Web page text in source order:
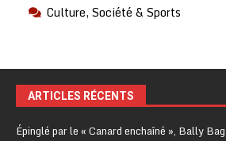
Culture, Société & Sports
ARTICLES RÉCENTS
Épinglé par le « Canard enchaîné », Bally